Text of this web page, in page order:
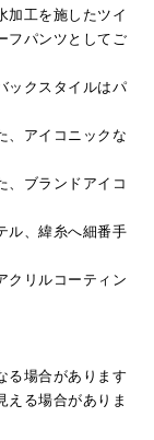
加工を施したツイ
フパンツとしてご
ックスタイルはパ
、アイコニックな
、ブランドアイコ
ル、緯糸へ細番手
クリルコーティン
る場合があります
える場合がありま